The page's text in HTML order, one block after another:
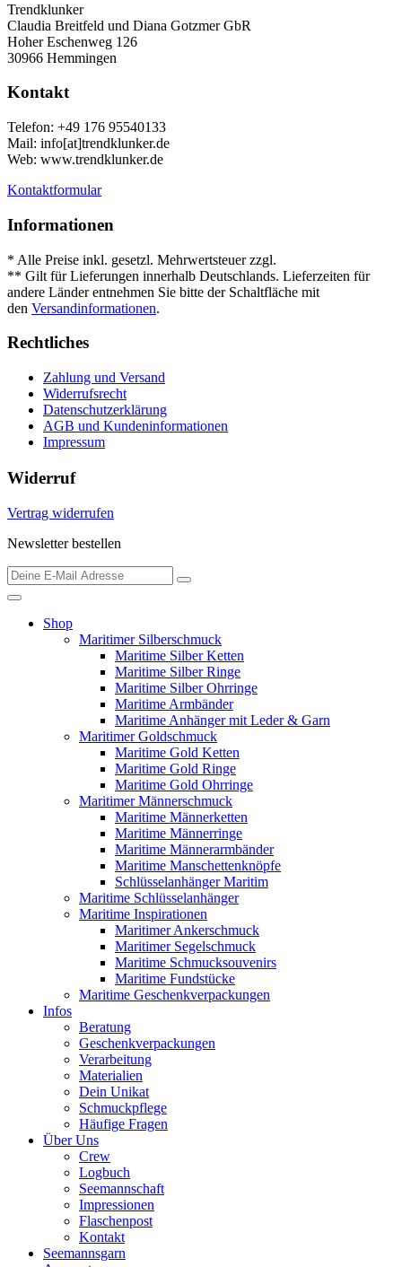
Trendklunker
Claudia Breitfeld und Diana Gotzmer GbR
Hoher Eschenweg 126
30966 Hemmingen
Kontakt
Telefon: +49 176 95540133
Mail: info[at]trendklunker.de
Web: www.trendklunker.de
Kontaktformular
Informationen
* Alle Preise inkl. gesetzl. Mehrwertsteuer zzgl.
** Gilt für Lieferungen innerhalb Deutschlands. Lieferzeiten für
andere Länder entnehmen Sie bitte der Schaltfläche mit
den Versandinformationen.
Rechtliches
Zahlung und Versand
Widerrufsrecht
Datenschutzerklärung
AGB und Kundeninformationen
Impressum
Widerruf
Vertrag widerrufen
Newsletter bestellen
Shop
Maritimer Silberschmuck
Maritime Silber Ketten
Maritime Silber Ringe
Maritime Silber Ohrringe
Maritime Armbänder
Maritime Anhänger mit Leder & Garn
Maritimer Goldschmuck
Maritime Gold Ketten
Maritime Gold Ringe
Maritime Gold Ohrringe
Maritimer Männerschmuck
Maritime Männerketten
Maritime Männerringe
Maritime Männerarmbänder
Maritime Manschettenknöpfe
Schlüsselanhänger Maritim
Maritime Schlüsselanhänger
Maritime Inspirationen
Maritimer Ankerschmuck
Maritimer Segelschmuck
Maritime Schmucksouvenirs
Maritime Fundstücke
Maritime Geschenkverpackungen
Infos
Beratung
Geschenkverpackungen
Verarbeitung
Materialien
Dein Unikat
Schmuckpflege
Häufige Fragen
Über Uns
Crew
Logbuch
Seemannschaft
Impressionen
Flaschenpost
Kontakt
Seemannsgarn